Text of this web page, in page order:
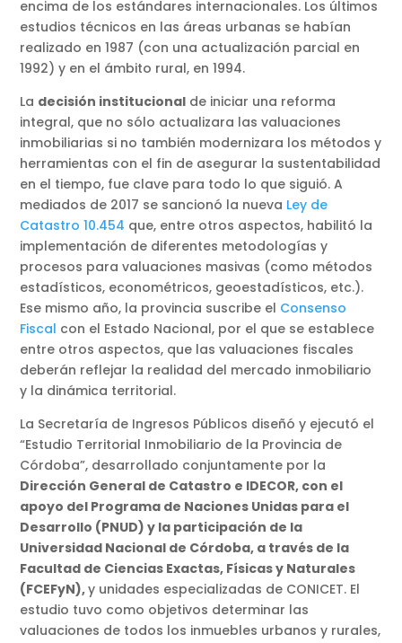
encima de los estándares internacionales. Los últimos
estudios técnicos en las áreas urbanas se habían
realizado en 1987 (con una actualización parcial en
1992) y en el ámbito rural, en 1994.
La decisión institucional de iniciar una reforma
integral, que no sólo actualizara las valuaciones
inmobiliarias si no también modernizara los métodos y
herramientas con el fin de asegurar la sustentabilidad
en el tiempo, fue clave para todo lo que siguió. A
mediados de 2017 se sancionó la nueva Ley de
Catastro 10.454 que, entre otros aspectos, habilitó la
implementación de diferentes metodologías y
procesos para valuaciones masivas (como métodos
estadísticos, econométricos, geoestadísticos, etc.).
Ese mismo año, la provincia suscribe el Consenso
Fiscal con el Estado Nacional, por el que se establece
entre otros aspectos, que las valuaciones fiscales
deberán reflejar la realidad del mercado inmobiliario
y la dinámica territorial.
La Secretaría de Ingresos Públicos diseñó y ejecutó el
“Estudio Territorial Inmobiliario de la Provincia de
Córdoba”, desarrollado conjuntamente por la
Dirección General de Catastro e IDECOR, con el
apoyo del Programa de Naciones Unidas para el
Desarrollo (PNUD) y la participación de la
Universidad Nacional de Córdoba, a través de la
Facultad de Ciencias Exactas, Físicas y Naturales
(FCEFyN),y unidades especializadas de CONICET. El
estudio tuvo como objetivos determinar las
valuaciones de todos los inmuebles urbanos y rurales,